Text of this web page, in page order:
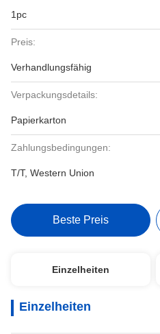
1pc
Preis:
Verhandlungsfähig
Verpackungsdetails:
Papierkarton
Zahlungsbedingungen:
T/T, Western Union
Beste Preis
Einzelheiten
Einzelheiten